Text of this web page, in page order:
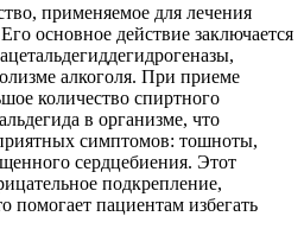
применяемое для лечения
основное действие заключается
алкоголя. При приеме
количество спиртного
в организме, что
симптомов: тошноты,
сердцебиения. Этот
подкрепление,
помогает пациентам избегать